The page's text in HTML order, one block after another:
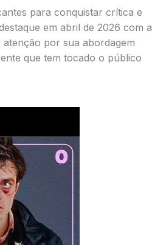
para conquistar crítica e
em abril de 2026 com a
por sua abordagem
que tem tocado o público